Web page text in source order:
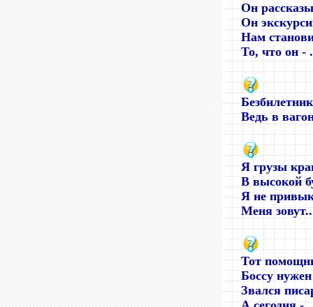
Он
Он
Нам
То, что он -
Ведь в
Я грузы
В высокой
Я не
Меня
Тот
Боссу
Звался